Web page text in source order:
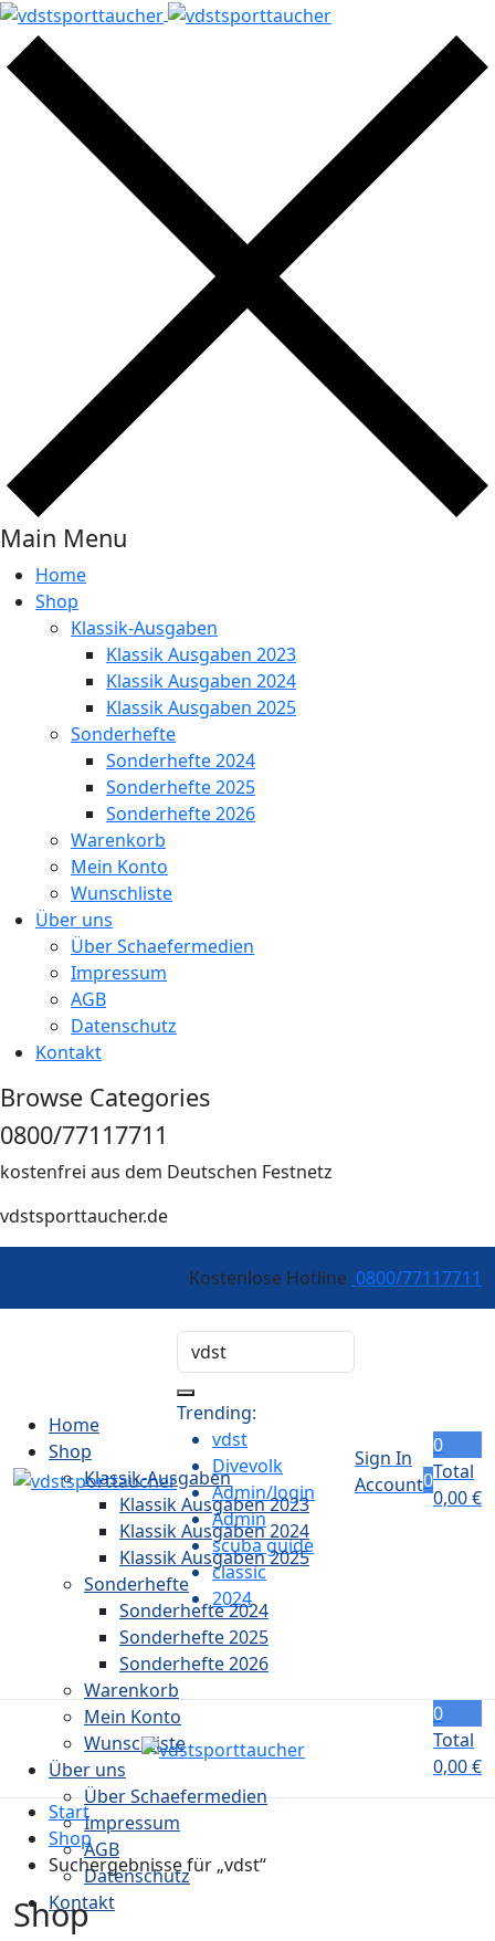
Main Menu
Home
Shop
Klassik-Ausgaben
Klassik Ausgaben 2023
Klassik Ausgaben 2024
Klassik Ausgaben 2025
Sonderhefte
Sonderhefte 2024
Sonderhefte 2025
Sonderhefte 2026
Warenkorb
Mein Konto
Wunschliste
Über uns
Über Schaefermedien
Impressum
AGB
Datenschutz
Kontakt
Browse Categories
0800/77117711
kostenfrei aus dem Deutschen Festnetz
vdstsporttaucher.de
Kostenlose Hotline 0800/77117711
Trending:
vdst
Divevolk
Admin/login
Admin
scuba guide
classic
2024
Sign In
Account0
0
Total
0,00€
Home
Shop
Klassik-Ausgaben
Klassik Ausgaben 2023
Klassik Ausgaben 2024
Klassik Ausgaben 2025
Sonderhefte
Sonderhefte 2024
Sonderhefte 2025
Sonderhefte 2026
Warenkorb
Mein Konto
Wunschliste
Über uns
Über Schaefermedien
Impressum
AGB
Datenschutz
Kontakt
0
Total
0,00€
Start
Shop
Suchergebnisse für „vdst“
Shop